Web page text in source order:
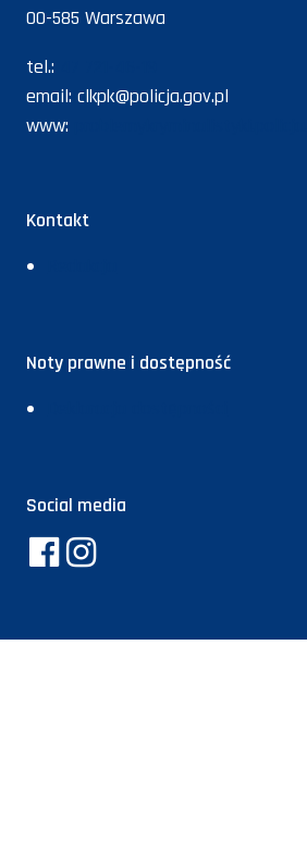
00-585 Warszawa
tel.:
email: clkpk@policja.gov.pl
www:
Kontakt
Noty prawne i dostępność
Social media
Facebook
Instagram